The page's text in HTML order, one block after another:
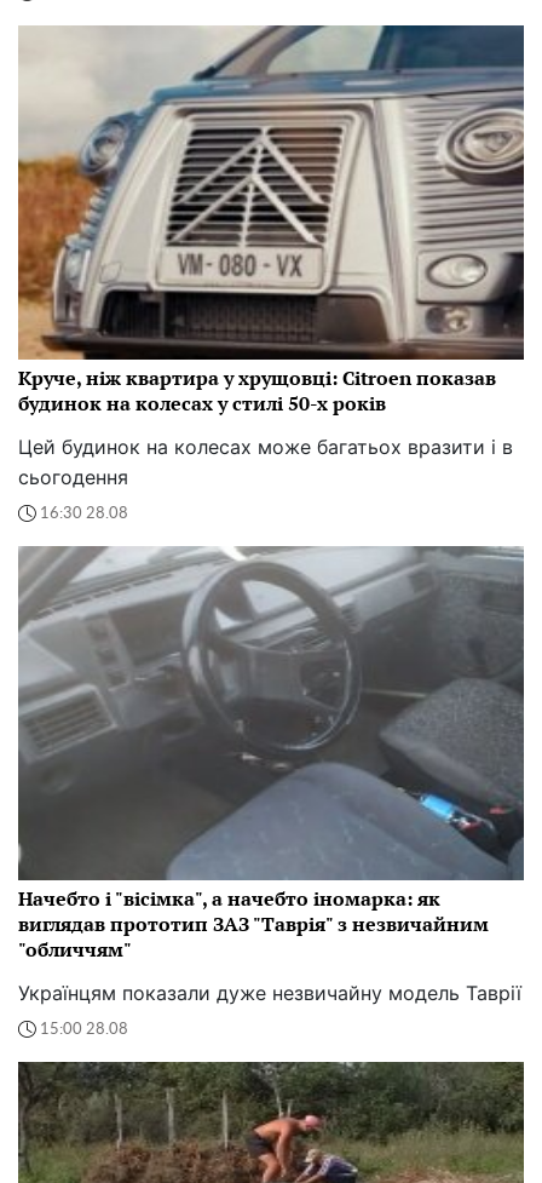
Круче, ніж квартира у хрущовці: Citroen показав
будинок на колесах у стилі 50-х років
Цей будинок на колесах може багатьох вразити і в
сьогодення
16:30 28.08
Начебто і "вісімка", а начебто іномарка: як
виглядав прототип ЗАЗ "Таврія" з незвичайним
"обличчям"
Українцям показали дуже незвичайну модель Таврії
15:00 28.08